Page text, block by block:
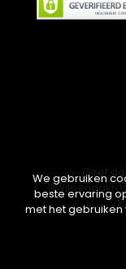
Geef
We gebruiken
beste ervaring
met het gebruiken